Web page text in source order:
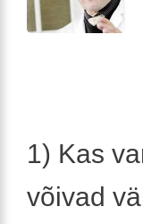
1) Kas
võivad